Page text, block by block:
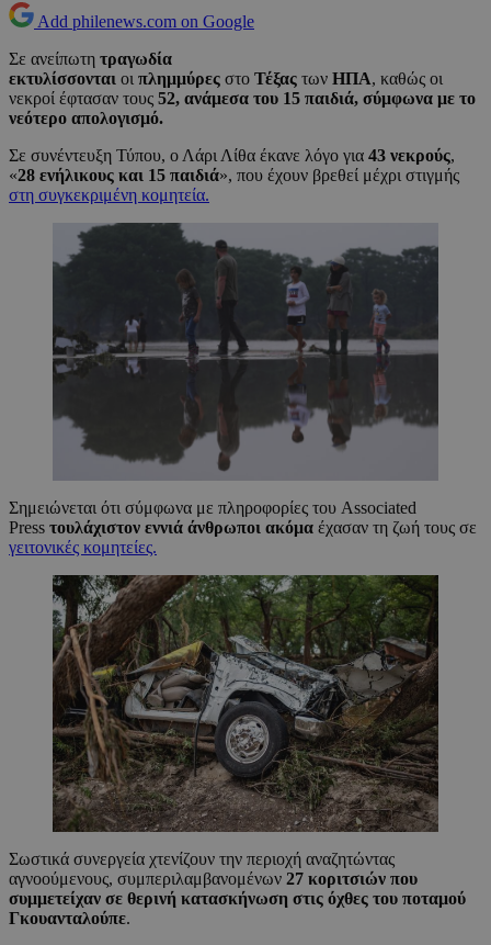
Add philenews.com on Google
Σε ανείπωτη τραγωδία
εκτυλίσσονται οι πλημμύρες στο Τέξας των ΗΠΑ, καθώς οι
νεκροί έφτασαν τους 52, ανάμεσα του 15 παιδιά, σύμφωνα με το
νεότερο απολογισμό.
Σε συνέντευξη Τύπου, ο Λάρι Λίθα έκανε λόγο για 43 νεκρούς,
«28 ενήλικους και 15 παιδιά», που έχουν βρεθεί μέχρι στιγμής
στη συγκεκριμένη κομητεία.
Σημειώνεται ότι σύμφωνα με πληροφορίες του Associated
Press τουλάχιστον εννιά άνθρωποι ακόμα έχασαν τη ζωή τους σε
γειτονικές κομητείες.
Σωστικά συνεργεία χτενίζουν την περιοχή αναζητώντας
αγνοούμενους, συμπεριλαμβανομένων 27 κοριτσιών που
συμμετείχαν σε θερινή κατασκήνωση στις όχθες του ποταμού
Γκουανταλούπε.